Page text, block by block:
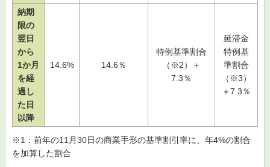
納期
限の
翌日
から
1か月
を経
過し
た日
以降
14.6% 14.6％
特例基準割合
（※2）＋
7.3％
延滞金
特例基
準割合
（※3）
＋7.3％
※1：前年の11月30日の商業手形の基準割引率に、年4%の割合
を加算した割合